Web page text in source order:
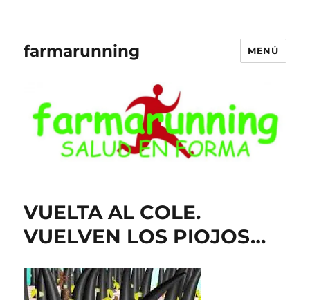
farmarunning MENÚ
VUELTA AL COLE.
VUELVEN LOS PIOJOS…